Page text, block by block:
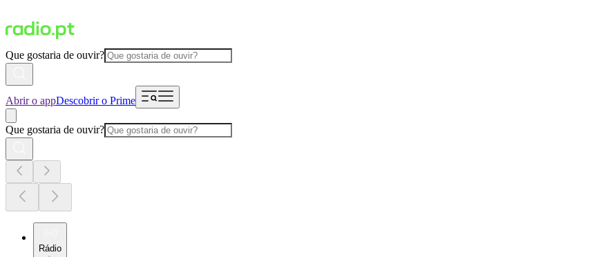
Que gostaria de ouvir?
Abrir o appDescobrir o Prime
Que gostaria de ouvir?
Rádio